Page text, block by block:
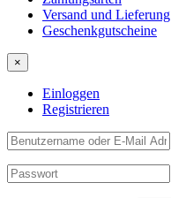
Versand und Lieferung
Geschenkgutscheine
×
Einloggen
Registrieren